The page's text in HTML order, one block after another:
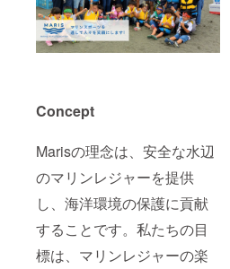
Concept
Marisの理念は、安全な水辺
のマリンレジャーを提供
し、海洋環境の保護に貢献
することです。私たちの目
標は、マリンレジャーの楽